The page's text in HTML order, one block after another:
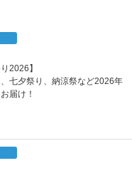
2026】
七夕祭り、納涼祭など2026年
届け！